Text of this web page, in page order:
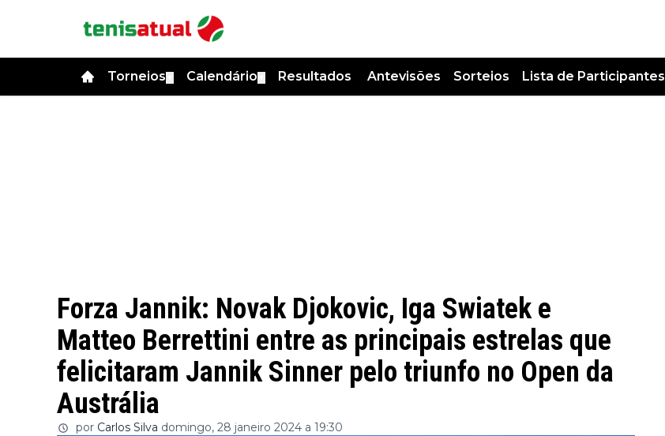
Torneios Calendário Resultados Antevisões Sorteios Lista de Participantes
Forza Jannik: Novak Djokovic, Iga Swiatek e
Matteo Berrettini entre as principais estrelas que
felicitaram Jannik Sinner pelo triunfo no Open da
Austrália
por Carlos Silva domingo, 28 janeiro 2024 a 19:30